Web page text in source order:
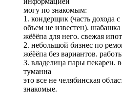
могу по знакомым:
1. кондерщик (часть дохода
объем не известен). шабашка
жёёёпа для него. свежая
2. небольшой бизнес по
жёёёпа без вариантов.
3. владелица пары пекарен.
туманна
это все не челябинская
знакомые.